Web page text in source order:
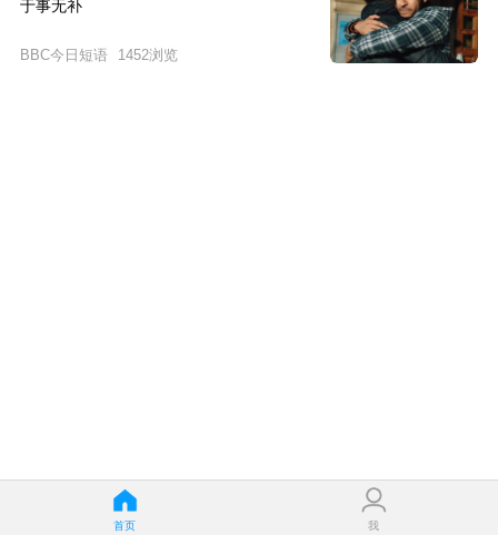
于事无补
BBC今日短语 1452浏览
首页 我